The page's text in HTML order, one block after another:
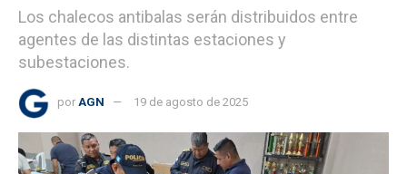
Los chalecos antibalas serán distribuidos entre
agentes de las distintas estaciones y
subestaciones.
por AGN 19 de agosto de 2025